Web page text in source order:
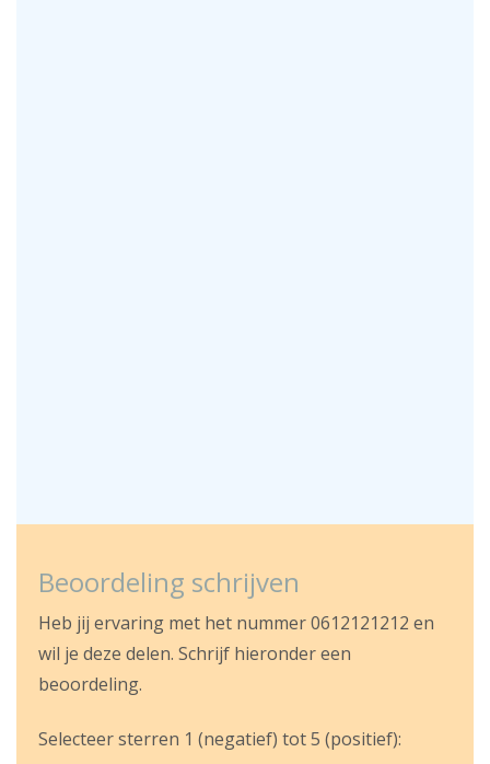
Beoordeling schrijven
Heb jij ervaring met het nummer 0612121212 en
wil je deze delen. Schrijf hieronder een
beoordeling.
Selecteer sterren 1 (negatief) tot 5 (positief):